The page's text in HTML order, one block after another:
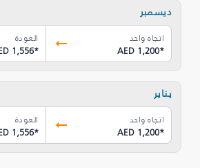
ديسمبر
اتجاه واحد
AED 1,200*
العودة
1,556*
يناير
اتجاه واحد
AED 1,200*
العودة
1,556*